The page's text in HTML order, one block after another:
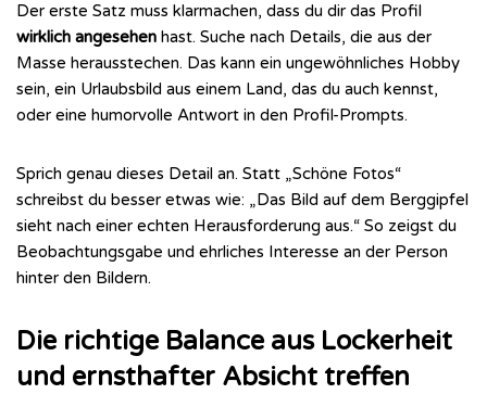
Der erste Satz muss klarmachen, dass du dir das Profil
wirklich angesehen hast. Suche nach Details, die aus der
Masse herausstechen. Das kann ein ungewöhnliches Hobby
sein, ein Urlaubsbild aus einem Land, das du auch kennst,
oder eine humorvolle Antwort in den Profil-Prompts.
Sprich genau dieses Detail an. Statt „Schöne Fotos“
schreibst du besser etwas wie: „Das Bild auf dem Berggipfel
sieht nach einer echten Herausforderung aus.“ So zeigst du
Beobachtungsgabe und ehrliches Interesse an der Person
hinter den Bildern.
Die richtige Balance aus Lockerheit
und ernsthafter Absicht treffen